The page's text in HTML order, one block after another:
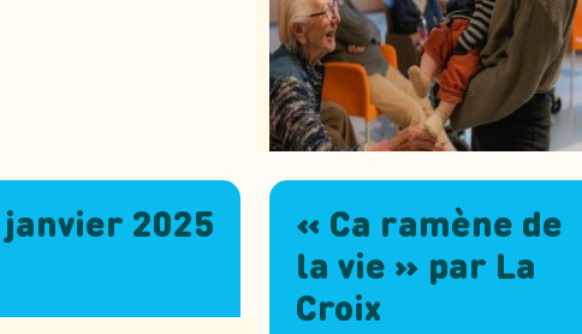
janvier 2025
« Ca ramène de
la vie » par La
Croix